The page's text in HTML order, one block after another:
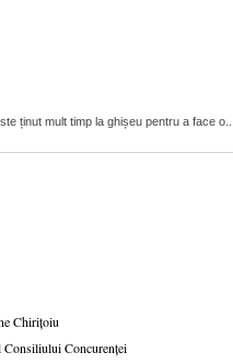
ținut mult timp la ghișeu pentru a face o...
Chirițoiu
Consiliului Concurenței